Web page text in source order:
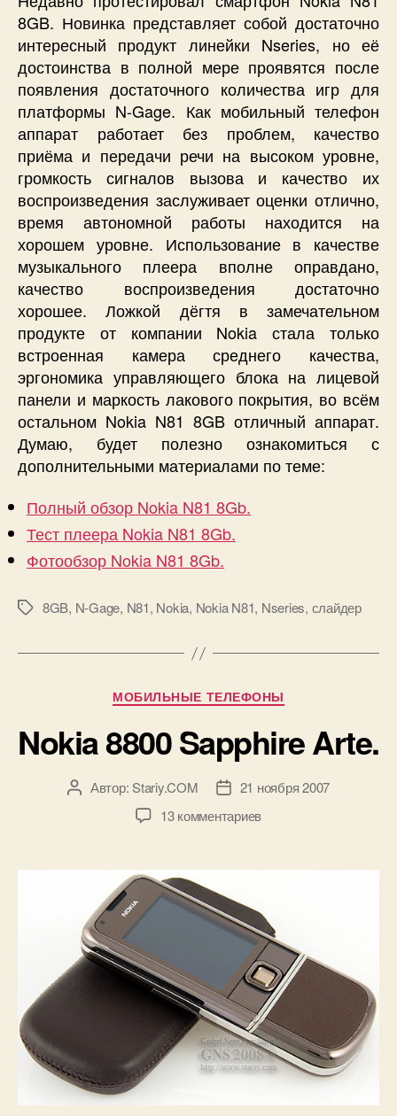
8GB. Новинка представляет собой достаточно
интересный продукт линейки Nseries, но её
достоинства в полной мере проявятся после
появления достаточного количества игр для
платформы N-Gage. Как мобильный телефон
аппарат работает без проблем, качество
приёма и передачи речи на высоком уровне,
громкость сигналов вызова и качество их
воспроизведения заслуживает оценки отлично,
время автономной работы находится на
хорошем уровне. Использование в качестве
музыкального плеера вполне оправдано,
качество воспроизведения достаточно
хорошее. Ложкой дёгтя в замечательном
продукте от компании Nokia стала только
встроенная камера среднего качества,
эргономика управляющего блока на лицевой
панели и маркость лакового покрытия, во всём
остальном Nokia N81 8GB отличный аппарат.
Думаю, будет полезно ознакомиться с
дополнительными материалами по теме:
Полный обзор Nokia N81 8Gb.
Тест плеера Nokia N81 8Gb.
Фотообзор Nokia N81 8Gb.
Метки8GB, N-Gage, N81, Nokia, Nokia N81, Nseries, слайдер
Рубрики
МОБИЛЬНЫЕ ТЕЛЕФОНЫ
Nokia 8800 Sapphire Arte.
АвторАвтор:Stariy.COM
Дата21 ноября 2007
13 комментариевк
8800
Arte.